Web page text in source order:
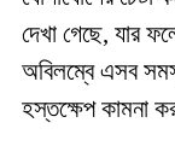
দেখা গেছে, যার
অবিলম্বে এসব
হস্তক্ষেপ কামনা